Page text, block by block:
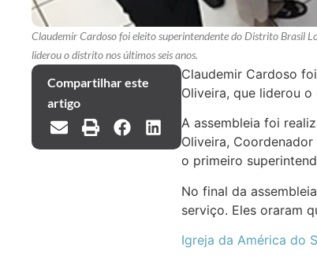
Claudemir Cardoso foi eleito superintendente do Distrito Brasil
liderou o distrito nos últimos seis anos.
Compartilhar este
artigo
Claudemir Cardoso
Oliveira, que liderou
A assembleia foi
Oliveira,
o primeiro
No final da
serviço. Eles oraram
Igreja da América do